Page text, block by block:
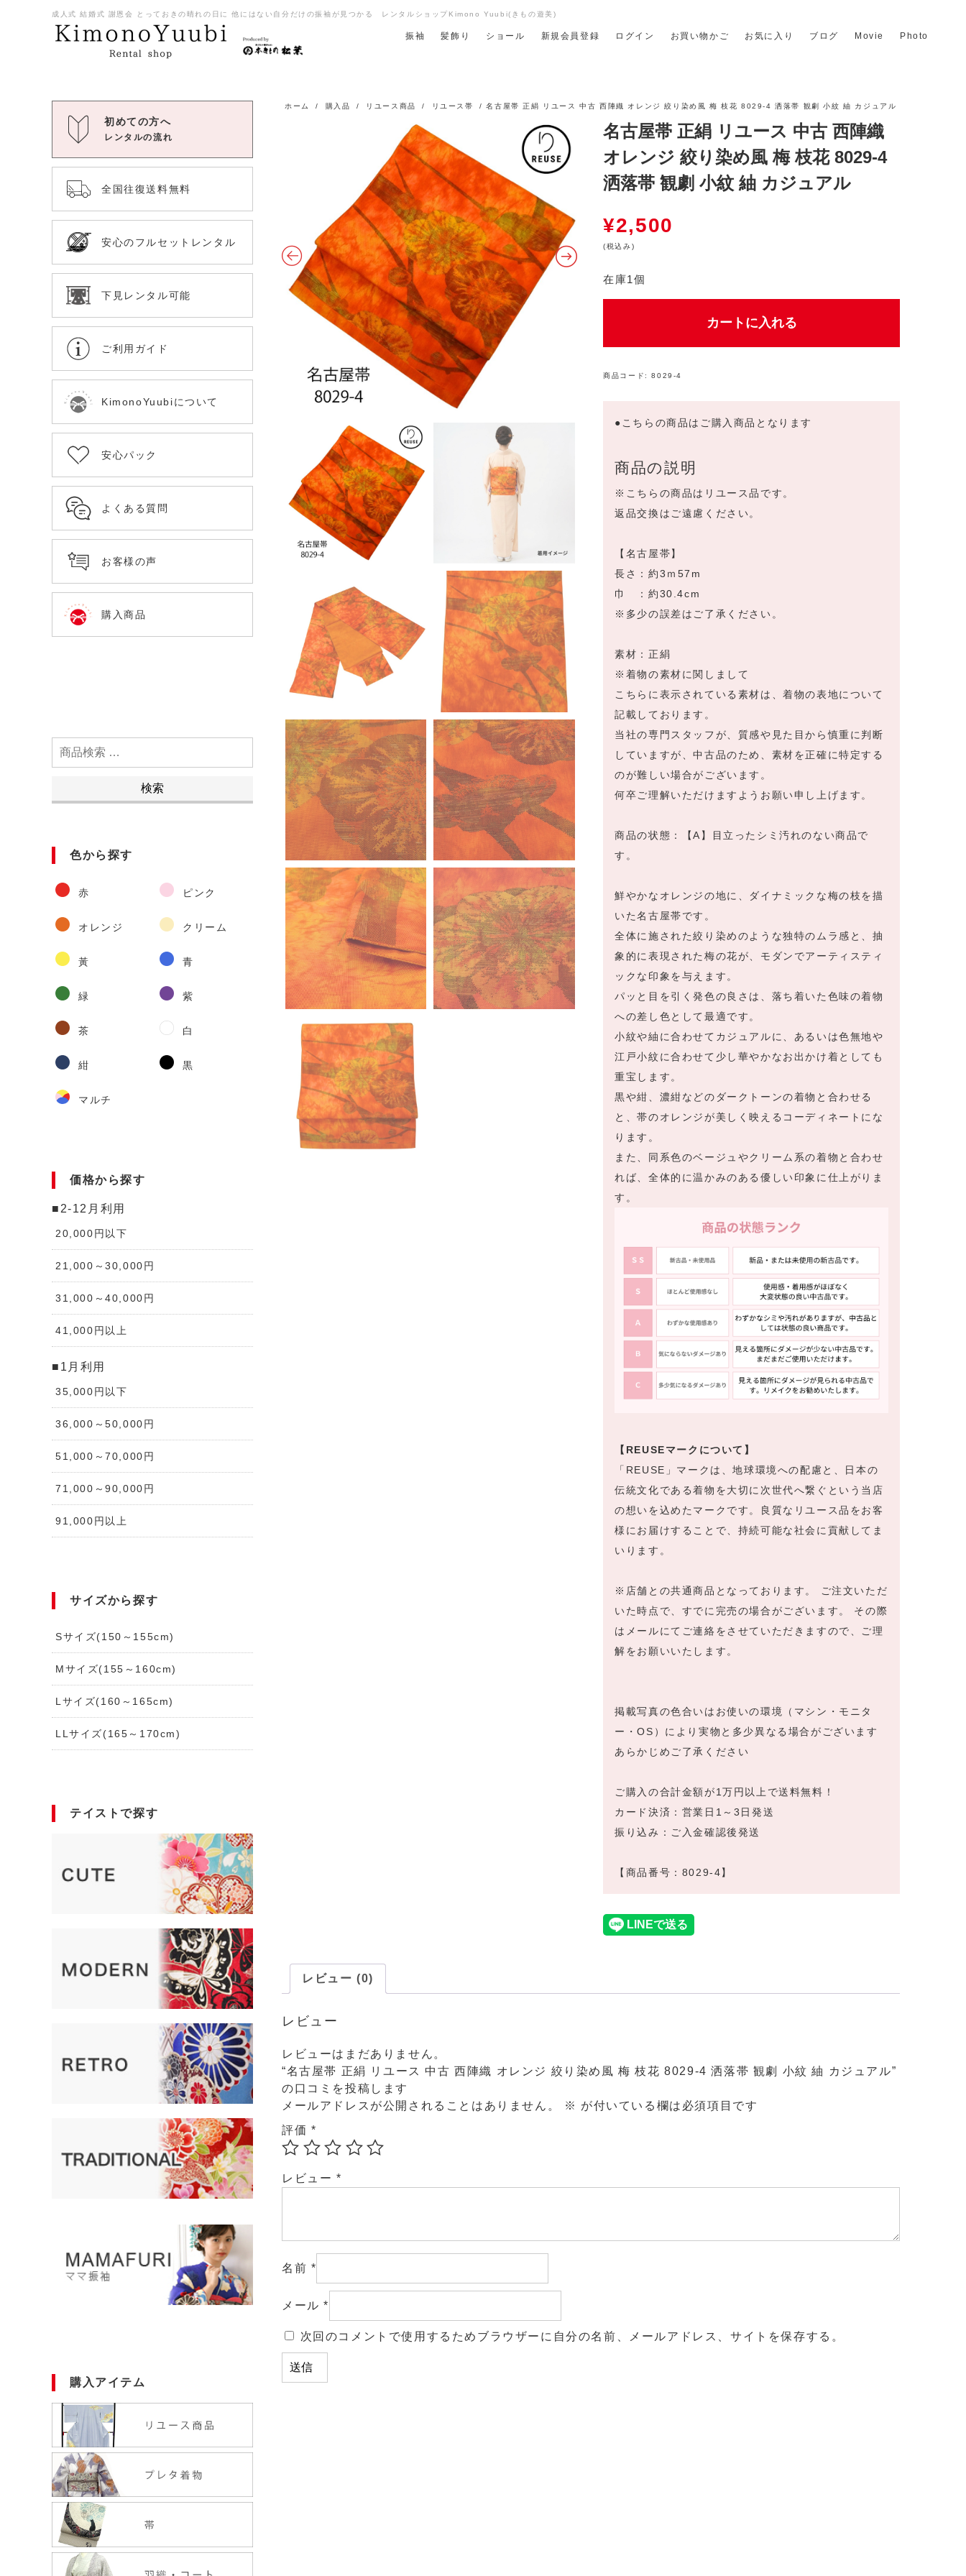
成人式 結婚式 謝恩会 とっておきの晴れの日に 他にはない自分だけの振袖が見つかる レンタルショップKimono Yuubi(きもの遊美)
振袖 髪飾り ショール 新規会員登録 ログイン お買い物かご お気に入り ブログ Movie Photo
検
検索
色から探す
赤 ピンク
オレンジ クリーム
黃 青
緑 紫
茶 白
紺 黒
マルチ
価格から探す
■2-12月利用
20,000円以下
21,000～30,000円
31,000～40,000円
41,000円以上
■1月利用
35,000円以下
36,000～50,000円
51,000～70,000円
71,000～90,000円
91,000円以上
サイズから探す
Sサイズ(150～155cm)
Mサイズ(155～160cm)
Lサイズ(160～165cm)
LLサイズ(165～170cm)
テイストで探す
購入アイテム
初めての方へ
レンタルの流れ
全国往復送料無料
安心のフルセットレンタル
下見レンタル可能
ご利用ガイド
KimonoYuubiについて
安心パック
よくある質問
お客様の声
購入商品
ホーム / 購入品 / リユース商品 / リユース帯 / 名古屋帯 正絹 リユース 中古 西陣織 オレンジ 絞り染め風 梅 枝花 8029-4 洒落帯 観劇 小紋 紬 カジュアル
名古屋帯 正絹 リユース 中古 西陣織
オレンジ 絞り染め風 梅 枝花 8029-4
洒落帯 観劇 小紋 紬 カジュアル
¥2,500
(税込み)
在庫1個
カートに入れる
商品コード:8029-4
●こちらの商品はご購入商品となります
商品の説明
※こちらの商品はリユース品です。
返品交換はご遠慮ください。
【名古屋帯】
長さ：約3ｍ57m
巾 ：約30.4cm
※多少の誤差はご了承ください。
素材：正絹
※着物の素材に関しまして
こちらに表示されている素材は、着物の表地について
記載しております。
当社の専門スタッフが、質感や見た目から慎重に判断
していますが、中古品のため、素材を正確に特定する
のが難しい場合がございます。
何卒ご理解いただけますようお願い申し上げます。
商品の状態：【A】目立ったシミ汚れのない商品で
す。
鮮やかなオレンジの地に、ダイナミックな梅の枝を描
いた名古屋帯です。
全体に施された絞り染めのような独特のムラ感と、抽
象的に表現された梅の花が、モダンでアーティスティ
ックな印象を与えます。
パッと目を引く発色の良さは、落ち着いた色味の着物
への差し色として最適です。
小紋や紬に合わせてカジュアルに、あるいは色無地や
江戸小紋に合わせて少し華やかなお出かけ着としても
重宝します。
黒や紺、濃紺などのダークトーンの着物と合わせる
と、帯のオレンジが美しく映えるコーディネートにな
ります。
また、同系色のベージュやクリーム系の着物と合わせ
れば、全体的に温かみのある優しい印象に仕上がりま
す。
【REUSEマークについて】
「REUSE」マークは、地球環境への配慮と、日本の
伝統文化である着物を大切に次世代へ繋ぐという当店
の想いを込めたマークです。良質なリユース品をお客
様にお届けすることで、持続可能な社会に貢献してま
いります。
※店舗との共通商品となっております。 ご注文いただ
いた時点で、すでに完売の場合がございます。 その際
はメールにてご連絡をさせていただきますので、ご理
解をお願いいたします。
掲載写真の色合いはお使いの環境（マシン・モニタ
ー・OS）により実物と多少異なる場合がございます
あらかじめご了承ください
ご購入の合計金額が1万円以上で送料無料！
カード決済：営業日1～3日発送
振り込み：ご入金確認後発送
【商品番号：8029-4】
レビュー (0)
レビュー
レビューはまだありません。
“名古屋帯 正絹 リユース 中古 西陣織 オレンジ 絞り染め風 梅 枝花 8029-4 洒落帯 観劇 小紋 紬 カジュアル”
の口コミを投稿します
メールアドレスが公開されることはありません。
※ が付いている欄は必須項目です
評価 *
レビュー *
名前 *
メール*
次回のコメントで使用するためブラウザーに自分の名前、メールアドレス、サイトを保存する。